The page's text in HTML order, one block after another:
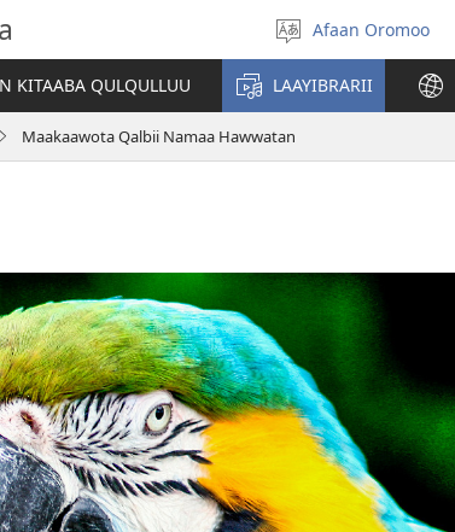
Afaan
filadhu
Afaan Oromoo
KITAABA QULQULLUU LAAYIBRARII
Maakaawota Qalbii Namaa Hawwatan